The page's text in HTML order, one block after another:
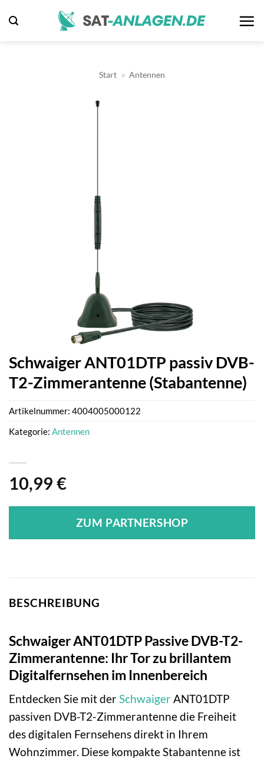
Inhalt
Start » Antennen
Schwaiger ANT01DTP passiv DVB-
T2-Zimmerantenne (Stabantenne)
10,99 €
ZUM PARTNERSHOP
Artikelnummer: 4004005000122
Kategorie: Antennen
BESCHREIBUNG
Schwaiger ANT01DTP Passive DVB-T2-
Zimmerantenne: Ihr Tor zu brillantem
Digitalfernsehen im Innenbereich
Entdecken Sie mit derSchwaigerANT01DTP
passiven DVB-T2-Zimmerantenne die Freiheit
des digitalen Fernsehens direkt in Ihrem
Wohnzimmer. Diese kompakte Stabantenne ist